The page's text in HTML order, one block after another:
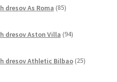
dresov As Roma 85izdelkov
dresov Aston Villa 94izdelkov
dresov Athletic Bilbao 25izdelkov